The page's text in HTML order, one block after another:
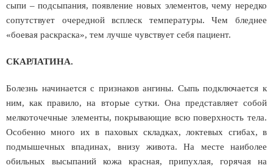
сыпи – подсыпания, появление новых элементов, чему нередко
сопутствует очередной всплеск температуры. Чем бледнее
«боевая раскраска», тем лучше чувствует себя пациент.
СКАРЛАТИНА.
Болезнь начинается с признаков ангины. Сыпь подключается к
ним, как правило, на вторые сутки. Она представляет собой
мелкоточечные элементы, покрывающие всю поверхность тела.
Особенно много их в паховых складках, локтевых сгибах, в
подмышечных впадинах, внизу живота. На месте наиболее
обильных высыпаний кожа красная, припухлая, горячая на